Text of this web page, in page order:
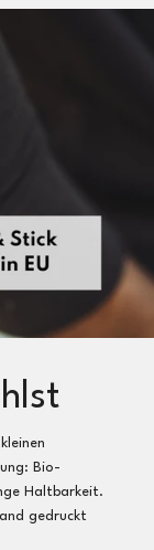
Bio-
Haltbarkeit.
gedruckt